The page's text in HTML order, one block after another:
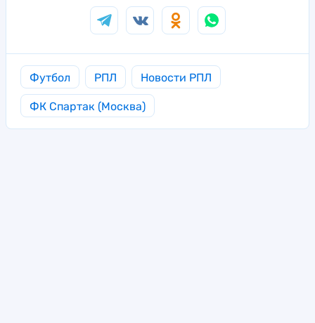
Футбол РПЛ Новости РПЛ
ФК Спартак (Москва)